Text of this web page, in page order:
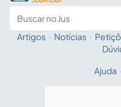
Artigos · Notícias ·
Ajuda ·